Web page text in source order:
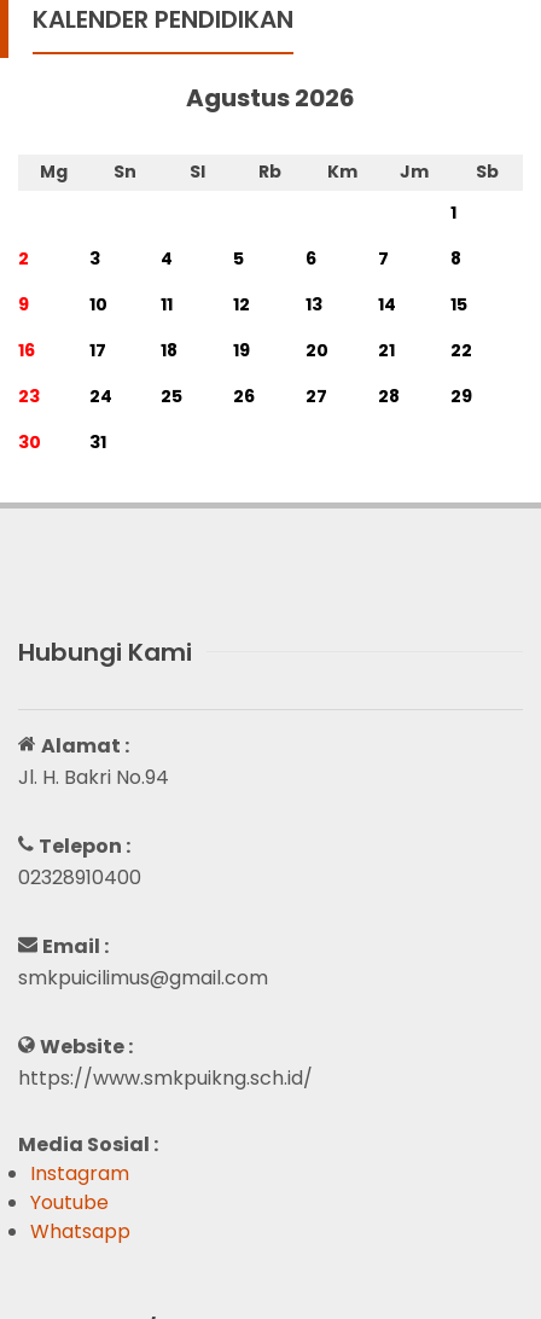
KALENDER PENDIDIKAN
Agustus 2026
Mg Sn Sl Rb Km Jm
Sb
1
2
3 4 5 6 7
8
9
10 11 12 13 14
15
16
17 18 19 20 21
22
23
24 25 26 27 28
29
30
31
Hubungi Kami
Alamat :
Jl. H. Bakri No.94
Telepon :
02328910400
Email :
smkpuicilimus@gmail.com
Website :
https://www.smkpuikng.sch.id/
Media Sosial :
Instagram
Youtube
Whatsapp